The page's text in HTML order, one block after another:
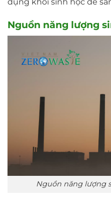
Nguồn năng lượng
Nguồn năng lượng